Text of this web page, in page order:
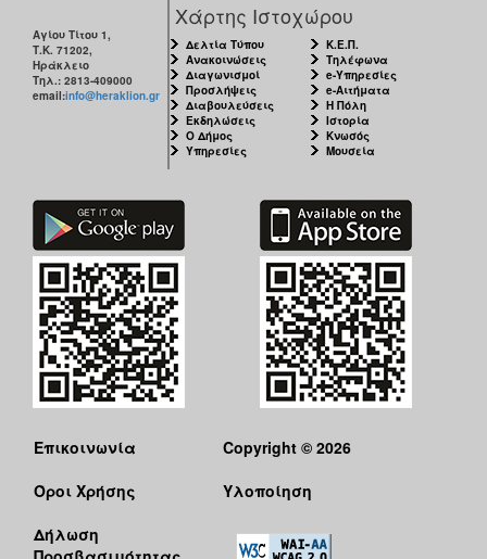
Αγίου Τίτου 1,
Τ.Κ. 71202,
Ηράκλειο
Τηλ.: 2813-409000
email:info@heraklion.gr
Χάρτης Ιστοχώρου
Δελτία Τύπου
Ανακοινώσεις
Διαγωνισμοί
Προσλήψεις
Διαβουλεύσεις
Εκδηλώσεις
Ο Δήμος
Υπηρεσίες
Κ.Ε.Π.
Τηλέφωνα
e-Υπηρεσίες
e-Αιτήματα
Η Πόλη
Ιστορία
Κνωσός
Μουσεία
Επικοινωνία
Όροι Χρήσης
Δήλωση
Copyright © 2026
Υλοποίηση